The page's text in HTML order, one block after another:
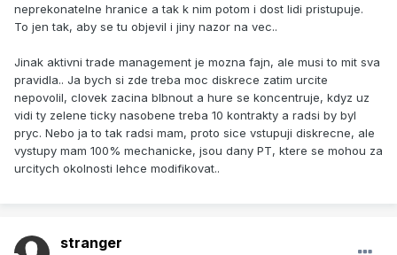
neprekonatelne hranice a tak k nim potom i dost lidi pristupuje.
To jen tak, aby se tu objevil i jiny nazor na vec..
Jinak aktivni trade management je mozna fajn, ale musi to mit sva
pravidla.. Ja bych si zde treba moc diskrece zatim urcite
nepovolil, clovek zacina blbnout a hure se koncentruje, kdyz uz
vidi ty zelene ticky nasobene treba 10 kontrakty a radsi by byl
pryc. Nebo ja to tak radsi mam, proto sice vstupuji diskrecne, ale
vystupy mam 100% mechanicke, jsou dany PT, ktere se mohou za
urcitych okolnosti lehce modifikovat..
stranger